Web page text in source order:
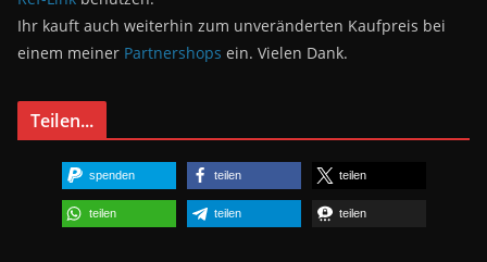
Ihr kauft auch weiterhin zum unveränderten Kaufpreis bei
einem meiner Partnershops ein. Vielen Dank.
Teilen...
spenden teilen teilen
teilen teilen teilen